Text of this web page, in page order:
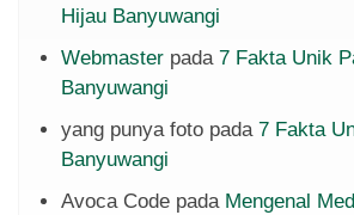
Hijau Banyuwangi
Webmaster pada 7 Fakta Unik
Banyuwangi
yang punya foto pada 7 Fakta
Banyuwangi
Avoca Code pada Mengenal